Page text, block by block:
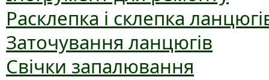
Расклепка і склепка
Заточування ланцюгів
Свічки запалювання